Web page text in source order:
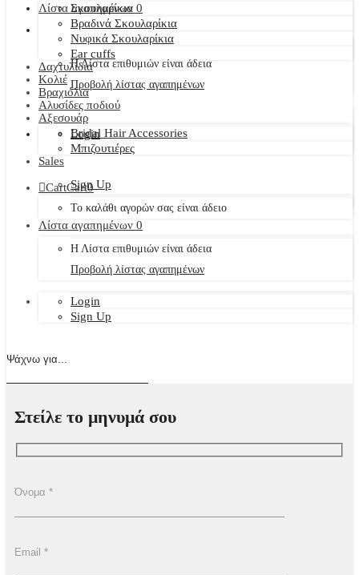
Λίστα αγαπημένων 0
Η Λίστα επιθυμιών είναι άδεια
Προβολή λίστας αγαπημένων
Login
Sign Up
Σκουλαρίκια
Βραδινά Σκουλαρίκια
Νυφικά Σκουλαρίκια
Ear cuffs
Δαχτυλίδια
Κολιέ
Βραχιόλια
Αλυσίδες ποδιού
Αξεσουάρ
Bridal Hair Accessories
Μπιζουτιέρες
Sales
CartCart0
Το καλάθι αγορών σας είναι άδειο
Λίστα αγαπημένων 0
Η Λίστα επιθυμιών είναι άδεια
Προβολή λίστας αγαπημένων
Login
Sign Up
Στείλε το μηνυμά σου